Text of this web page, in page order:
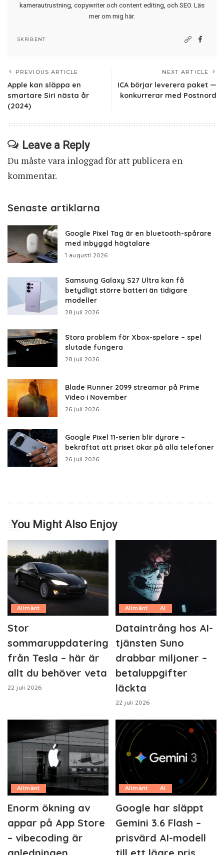
kamerautrustning, copywriter och content editing, och SEO. Läs
mer om mig här.
SKRIBENT
PREVIOUS ARTICLE
Apple kan släppa en
smartare Siri nästa år
(2024)
NEXT ARTICLE
ICA börjar leverera paket —
konkurrerar med Postnord
Leave a Reply
Du måste vara inloggad för att publicera en
kommentar.
Senaste artiklarna
Google Pixel Tag är en bluetooth-spårare
med inbyggd högtalare
1 augusti 2026
Samsung Galaxy S27 Ultra kan få
betydligt större batteri än tidigare
modeller
28 juli 2026
Stora problem för Xbox-spelare – spel
slutade fungera
28 juli 2026
Blade Runner 2099 streamar på Prime
Video i November
26 juli 2026
Google Pixel 11-serien blir dyrare –
bekräftat att priset ökar på alla telefoner
26 juli 2026
You Might Also Enjoy
Allmänt
Stor
sommaruppdatering
från Tesla – här är
allt du behöver veta
22 juli 2026
Allmänt AI
Dataintrång hos AI-
tjänsten Suno
drabbar miljoner –
betaluppgifter
läckta
22 juli 2026
Allmänt
Enorm ökning av
appar på App Store
– vibecoding är
anledningen
Allmänt AI
Google har släppt
Gemini 3.6 Flash –
prisvärd AI-modell
till ett lägre pris